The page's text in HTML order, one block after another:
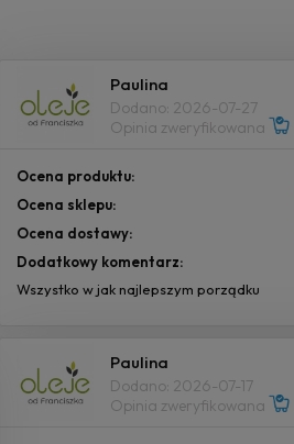
Paulina
Dodano: 2026-07-27
Opinia zweryfikowana
Ocena produktu:
Ocena sklepu:
Ocena dostawy:
Dodatkowy komentarz:
Wszystko w jak najlepszym porządku
Paulina
Dodano: 2026-07-17
Opinia zweryfikowana